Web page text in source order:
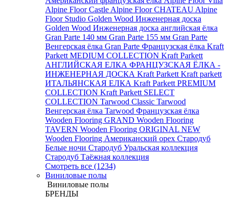
Alpine Floor Castle Alpine Floor CHATEAU Alpine
Floor Studio Golden Wood Инженерная доска
Golden Wood Инженерная доска английская ёлка
Gran Parte 140 мм Gran Parte 155 мм Gran Parte
Венгерская ёлка Gran Parte Французская ёлка Kraft
Parkett MEDIUM COLLECTION Kraft Parkett
АНГЛИЙСКАЯ ЕЛКА ФРАНЦУЗСКАЯ ЁЛКА -
ИНЖЕНЕРНАЯ ДОСКА Kraft Parkett Kraft parkett
ИТАЛЬЯНСКАЯ ЕЛКА Kraft Parkett PREMIUM
COLLECTION Kraft Parkett SELECT
COLLECTION Tarwood Classic Tarwood
Венгерская ёлка Tarwood Французская ёлка
Wooden Flooring GRAND Wooden Flooring
TAVERN Wooden Flooring ORIGINAL NEW
Wooden Flooring Американский орех Стародуб
Белые ночи Стародуб Уральская коллекция
Стародуб Таёжная коллекция
Смотреть все (1234)
Виниловые полы
Виниловые полы
БРЕНДЫ